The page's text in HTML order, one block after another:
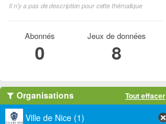
Il n'y a pas de description pour cette thématique
Abonnés
0
Jeux de données
8
Organisations Tout effacer
Ville de Nice (1)